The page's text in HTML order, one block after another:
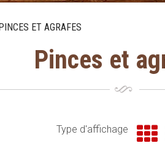
ET AGRAFES
Pinces et
Type d'affichage